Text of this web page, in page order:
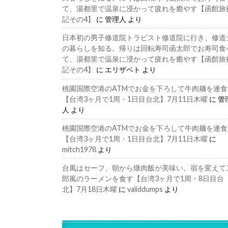
て、湯都里で温泉に浸かって疲れを癒やす【函館旅
記その4】
に 管理人 より
日本初の男子修道院トラピスト修道院に行き、修道
の暮らしを知る。帰りは回転寿司函太郎でお寿司食
て、湯都里で温泉に浸かって疲れを癒やす【函館旅
記その4】
に エリザベト より
桃園国際空港のATMでお金を下ろして牛肉麺を連食
【台湾3ヶ月で1周・1日目台北】7月11日木曜 に 管
人 より
桃園国際空港のATMでお金を下ろして牛肉麺を連食
【台湾3ヶ月で1周・1日目台北】7月11日木曜 に
mitch1978 より
台風はセーフ、朝から燉肉飯が美味い。宿を変えて
郎風のラーメンを食す【台湾3ヶ月で1周・8日目台
北】7月18日木曜 に validdumps より